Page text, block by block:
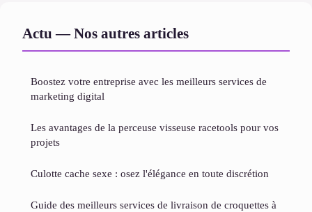
Actu — Nos autres articles
Boostez votre entreprise avec les meilleurs services de
marketing digital
Les avantages de la perceuse visseuse racetools pour vos
projets
Culotte cache sexe : osez l'élégance en toute discrétion
Guide des meilleurs services de livraison de croquettes à